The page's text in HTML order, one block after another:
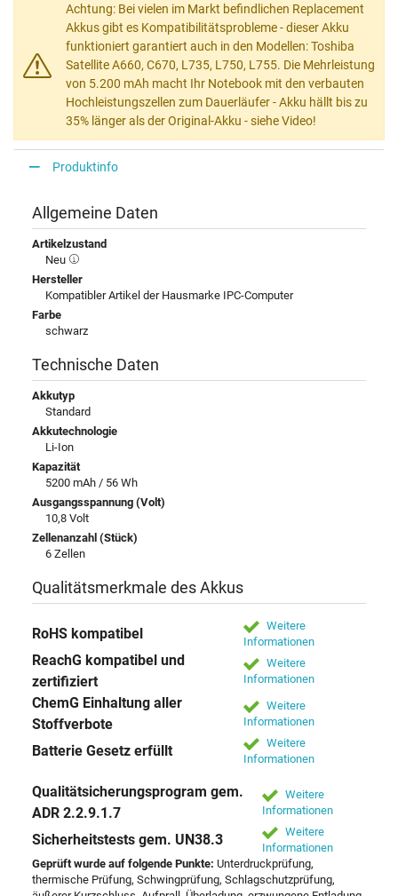
Achtung: Bei vielen im Markt befindlichen Replacement
Akkus gibt es Kompatibilitätsprobleme - dieser Akku
funktioniert garantiert auch in den Modellen: Toshiba
Satellite A660, C670, L735, L750, L755. Die Mehrleistung
von 5.200 mAh macht Ihr Notebook mit den verbauten
Hochleistungszellen zum Dauerläufer - Akku hällt bis zu
35% länger als der Original-Akku - siehe Video!
Produktinfo
Allgemeine Daten
Artikelzustand
Neu
Hersteller
Kompatibler Artikel der Hausmarke IPC-Computer
Farbe
schwarz
Technische Daten
Akkutyp
Standard
Akkutechnologie
Li-Ion
Kapazität
5200 mAh / 56 Wh
Ausgangsspannung (Volt)
10,8 Volt
Zellenanzahl (Stück)
6 Zellen
Qualitätsmerkmale des Akkus
RoHS kompatibel
Weitere
Informationen
ReachG kompatibel und
zertifiziert
Weitere
Informationen
ChemG Einhaltung aller
Stoffverbote
Weitere
Informationen
Batterie Gesetz erfüllt
Weitere
Informationen
Qualitätsicherungsprogram gem.
ADR 2.2.9.1.7
Weitere
Informationen
Sicherheitstests gem. UN38.3
Weitere
Informationen
Geprüft wurde auf folgende Punkte: Unterdruckprüfung,
thermische Prüfung, Schwingprüfung, Schlagschutzprüfung,